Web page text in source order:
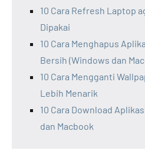
10 Cara Refresh Laptop
Dipakai
10 Cara Menghapus
Bersih (Windows dan
10 Cara Mengganti
Lebih Menarik
10 Cara Download
dan Macbook